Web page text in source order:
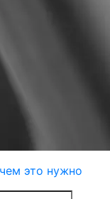
это нужно